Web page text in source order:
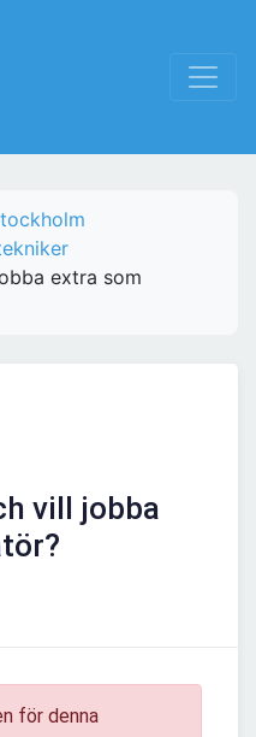
extra som
vill jobba
för denna